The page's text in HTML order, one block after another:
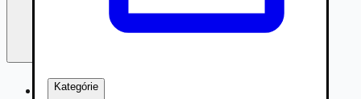
Kategórie
Nákladné vozidlá 3,5 - 7,5t